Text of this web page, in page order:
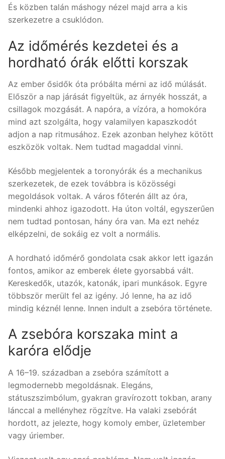
És közben talán máshogy nézel majd arra a kis
szerkezetre a csuklódon.
Az időmérés kezdetei és a
hordható órák előtti korszak
Az ember ősidők óta próbálta mérni az idő múlását.
Először a nap járását figyeltük, az árnyék hosszát, a
csillagok mozgását. A napóra, a vízóra, a homokóra
mind azt szolgálta, hogy valamilyen kapaszkodót
adjon a nap ritmusához. Ezek azonban helyhez kötött
eszközök voltak. Nem tudtad magaddal vinni.
Később megjelentek a toronyórák és a mechanikus
szerkezetek, de ezek továbbra is közösségi
megoldások voltak. A város főterén állt az óra,
mindenki ahhoz igazodott. Ha úton voltál, egyszerűen
nem tudtad pontosan, hány óra van. Ma ezt nehéz
elképzelni, de sokáig ez volt a normális.
A hordható időmérő gondolata csak akkor lett igazán
fontos, amikor az emberek élete gyorsabbá vált.
Kereskedők, utazók, katonák, ipari munkások. Egyre
többször merült fel az igény. Jó lenne, ha az idő
mindig kéznél lenne. Innen indult a zsebóra története.
A zsebóra korszaka mint a
karóra elődje
A 16–19. században a zsebóra számított a
legmodernebb megoldásnak. Elegáns,
státuszszimbólum, gyakran gravírozott tokban, arany
lánccal a mellényhez rögzítve. Ha valaki zsebórát
hordott, az jelezte, hogy komoly ember, üzletember
vagy úriember.